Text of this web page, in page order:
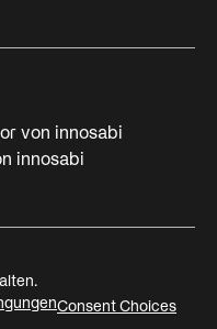
von innosabi
innosabi
Consent Choices